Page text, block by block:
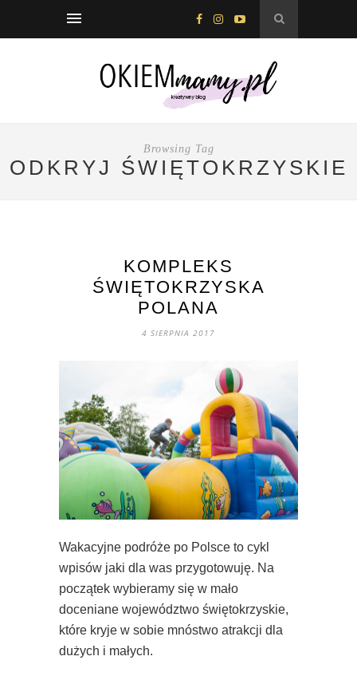
Browsing Tag
ODKRYJ ŚWIĘTOKRZYSKIE
KOMPLEKS
ŚWIĘTOKRZYSKA
POLANA
4 SIERPNIA 2017
Wakacyjne podróże po Polsce to cykl
wpisów jaki dla was przygotowuję. Na
początek wybieramy się w mało
doceniane województwo świętokrzyskie,
które kryje w sobie mnóstwo atrakcji dla
dużych i małych.